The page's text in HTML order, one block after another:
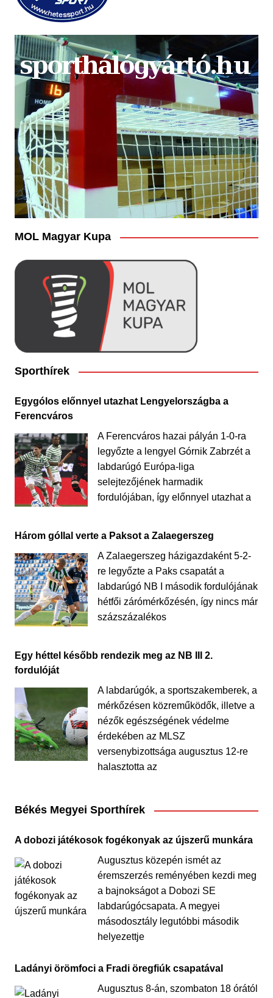
MOL Magyar Kupa
Sporthírek
Egygólos előnnyel utazhat Lengyelországba a
Ferencváros
A Ferencváros hazai pályán 1-0-ra
legyőzte a lengyel Górnik Zabrzét a
labdarúgó Európa-liga
selejtezőjének harmadik
fordulójában, így előnnyel utazhat a
Három góllal verte a Paksot a Zalaegerszeg
A Zalaegerszeg házigazdaként 5-2-
re legyőzte a Paks csapatát a
labdarúgó NB I második fordulójának
hétfői zárómérkőzésén, így nincs már
százszázalékos
Egy héttel később rendezik meg az NB III 2.
fordulóját
A labdarúgók, a sportszakemberek, a
mérkőzésen közreműködők, illetve a
nézők egészségének védelme
érdekében az MLSZ
versenybizottsága augusztus 12-re
halasztotta az
Békés Megyei Sporthírek
A dobozi játékosok fogékonyak az újszerű munkára
Augusztus közepén ismét az
éremszerzés reményében kezdi meg
a bajnokságot a Dobozi SE
labdarúgócsapata. A megyei
másodosztály legutóbbi második
helyezettje
Ladányi örömfoci a Fradi öregfiúk csapatával
Augusztus 8-án, szombaton 18 órától